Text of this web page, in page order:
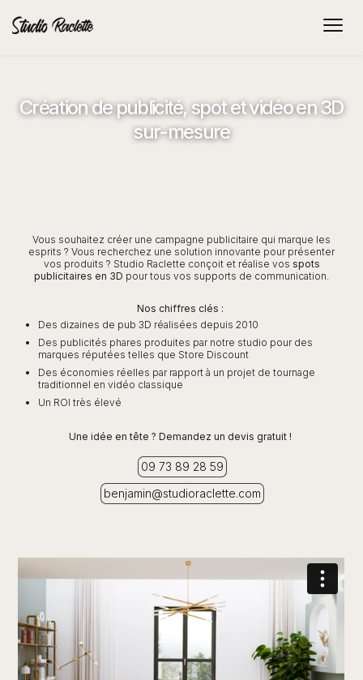
Création de publicité, spot et vidéo en 3D
sur-mesure
Vous souhaitez créer une campagne publicitaire qui marque les
esprits ? Vous recherchez une solution innovante pour présenter
vos produits ? Studio Raclette conçoit et réalise vos spots
publicitaires en 3D pour tous vos supports de communication.
Nos chiffres clés :
Des dizaines de pub 3D réalisées depuis 2010
Des publicités phares produites par notre studio pour des
marques réputées telles que Store Discount
Des économies réelles par rapport à un projet de tournage
traditionnel en vidéo classique
Un ROI très élevé
Une idée en tête ? Demandez un devis gratuit !
09 73 89 28 59
benjamin@studioraclette.com